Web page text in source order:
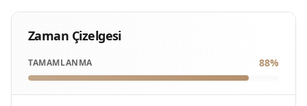
Zaman Çizelgesi
TAMAMLANMA 88%